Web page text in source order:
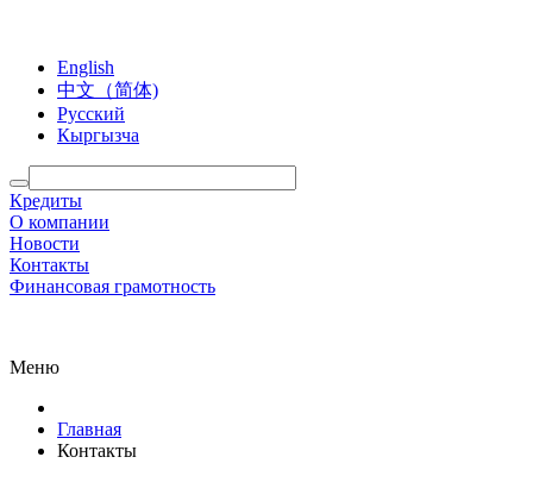
English
中文（简体)
Русский
Кыргызча
Кредиты
О компании
Новости
Контакты
Финансовая грамотность
Меню
Главная
Контакты